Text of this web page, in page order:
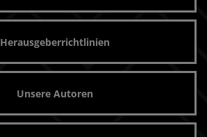
Herausgeberrichtlinien
Unsere Autoren